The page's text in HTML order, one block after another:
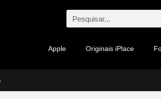
Apple Originais iPlace